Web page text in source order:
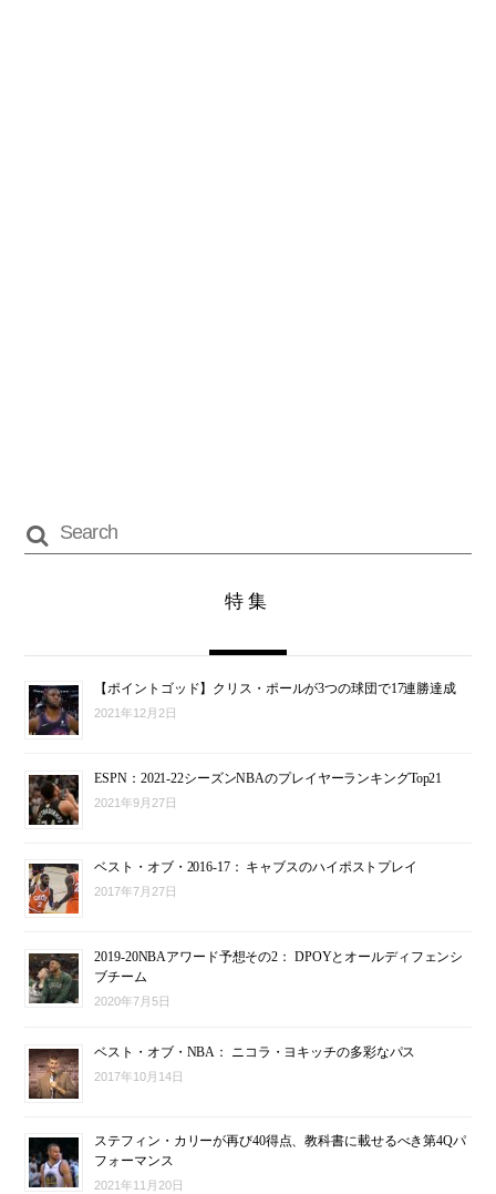
特集
【ポイントゴッド】クリス・ポールが3つの球団で17連勝達成
2021年12月2日
ESPN：2021-22シーズンNBAのプレイヤーランキングTop21
2021年9月27日
ベスト・オブ・2016-17： キャブスのハイポストプレイ
2017年7月27日
2019-20NBAアワード予想その2： DPOYとオールディフェンシ
ブチーム
2020年7月5日
ベスト・オブ・NBA： ニコラ・ヨキッチの多彩なパス
2017年10月14日
ステフィン・カリーが再び40得点、教科書に載せるべき第4Qパ
フォーマンス
2021年11月20日